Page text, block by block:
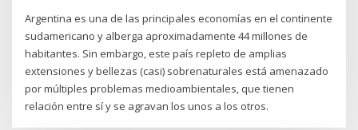
Argentina es una de las principales economías en el continente
sudamericano y alberga aproximadamente 44 millones de
habitantes. Sin embargo, este país repleto de amplias
extensiones y bellezas (casi) sobrenaturales está amenazado
por múltiples problemas medioambientales, que tienen
relación entre sí y se agravan los unos a los otros.